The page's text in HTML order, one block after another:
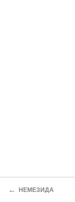
← НЕМЕЗИДА